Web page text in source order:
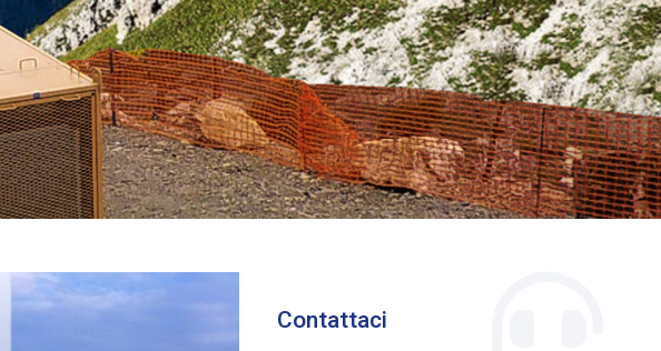
Contattaci